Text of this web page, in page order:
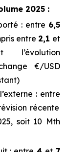
2025 :
: entre 6,5
entre 2,1 et
l’évolution
€/USD
: entre
récente
soit 10 Mth